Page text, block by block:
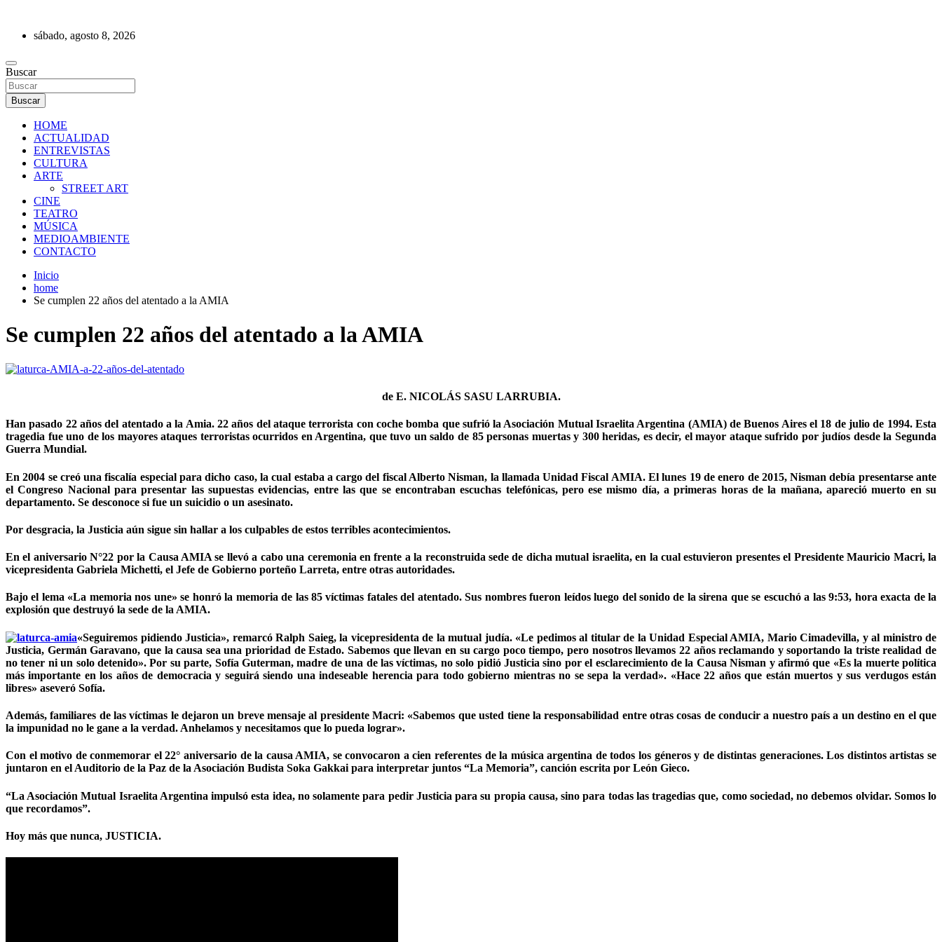
contenidosábado, agosto 8, 2026
REVISTA DE PRENSA
Buscar
Buscar
HOME
ACTUALIDAD
ENTREVISTAS
CULTURA
ARTE
STREET ART
CINE
TEATRO
MÚSICA
MEDIOAMBIENTE
CONTACTO
Inicio
home
Se cumplen 22 años del atentado a la AMIA
Se cumplen 22 años del atentado a la AMIA
de E. NICOLÁS SASU LARRUBIA.
Han pasado 22 años del atentado a la Amia. 22 años del ataque terrorista con coche bomba que sufrió la Asociación Mutual Israelita Argentina (AMIA) de Buenos Aires el 18 de julio de 1994. Esta
tragedia fue uno de los mayores ataques terroristas ocurridos en Argentina, que tuvo un saldo de 85 personas muertas y 300 heridas, es decir, el mayor ataque sufrido por judíos desde la Segunda
Guerra Mundial.
En 2004 se creó una fiscalía especial para dicho caso, la cual estaba a cargo del fiscal Alberto Nisman, la llamada Unidad Fiscal AMIA. El lunes 19 de enero de 2015, Nisman debía presentarse ante
el Congreso Nacional para presentar las supuestas evidencias, entre las que se encontraban escuchas telefónicas, pero ese mismo día, a primeras horas de la mañana, apareció muerto en su
departamento. Se desconoce si fue un suicidio o un asesinato.
Por desgracia, la Justicia aún sigue sin hallar a los culpables de estos terribles acontecimientos.
En el aniversario N°22 por la Causa AMIA se llevó a cabo una ceremonia en frente a la reconstruida sede de dicha mutual israelita, en la cual estuvieron presentes el Presidente Mauricio Macri, la
vicepresidenta Gabriela Michetti, el Jefe de Gobierno porteño Larreta, entre otras autoridades.
Bajo el lema «La memoria nos une» se honró la memoria de las 85 víctimas fatales del atentado. Sus nombres fueron leídos luego del sonido de la sirena que se escuchó a las 9:53, hora exacta de la
explosión que destruyó la sede de la AMIA.
«Seguiremos pidiendo Justicia», remarcó Ralph Saieg, la vicepresidenta de la mutual judía. «Le pedimos al titular de la Unidad Especial AMIA, Mario Cimadevilla, y al ministro de
Justicia, Germán Garavano, que la causa sea una prioridad de Estado. Sabemos que llevan en su cargo poco tiempo, pero nosotros llevamos 22 años reclamando y soportando la triste realidad de
no tener ni un solo detenido». Por su parte, Sofía Guterman, madre de una de las víctimas, no solo pidió Justicia sino por el esclarecimiento de la Causa Nisman y afirmó que «Es la muerte política
más importante en los años de democracia y seguirá siendo una indeseable herencia para todo gobierno mientras no se sepa la verdad». «Hace 22 años que están muertos y sus verdugos están
libres» aseveró Sofía.
Además, familiares de las víctimas le dejaron un breve mensaje al presidente Macri: «Sabemos que usted tiene la responsabilidad entre otras cosas de conducir a nuestro país a un destino en el que
la impunidad no le gane a la verdad. Anhelamos y necesitamos que lo pueda lograr».
Con el motivo de conmemorar el 22° aniversario de la causa AMIA, se convocaron a cien referentes de la música argentina de todos los géneros y de distintas generaciones. Los distintos artistas se
juntaron en el Auditorio de la Paz de la Asociación Budista Soka Gakkai para interpretar juntos “La Memoria”, canción escrita por León Gieco.
“La Asociación Mutual Israelita Argentina impulsó esta idea, no solamente para pedir Justicia para su propia causa, sino para todas las tragedias que, como sociedad, no debemos olvidar. Somos lo
que recordamos”.
Hoy más que nunca, JUSTICIA.